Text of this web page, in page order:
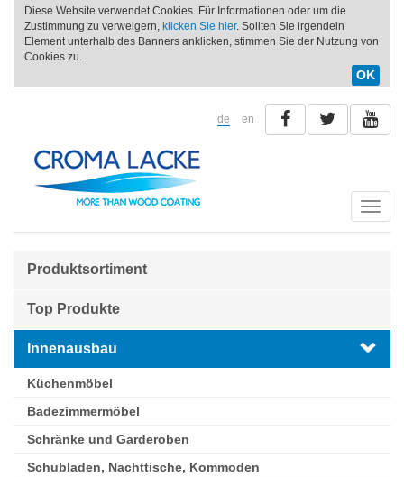
Diese Website verwendet Cookies. Für Informationen oder um die
Zustimmung zu verweigern, klicken Sie hier. Sollten Sie irgendein
Element unterhalb des Banners anklicken, stimmen Sie der Nutzung von
Cookies zu.
OK
de en
Toggle
Produktsortiment
Top Produkte
Innenausbau
Küchenmöbel
Badezimmermöbel
Schränke und Garderoben
Schubladen, Nachttische, Kommoden